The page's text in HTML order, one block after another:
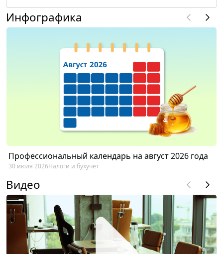
Инфографика
Профессиональный календарь на август 2026 года
30 июля 2026Налоги и бухучет
Видео